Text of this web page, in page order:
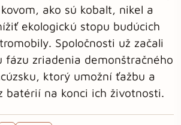
ako sú kobalt, nikel a
ekologickú stopu budúcich
Spoločnosti už začali
fázu zriadenia demonštračného
ktorý umožní ťažbu a
batérií na konci ich životnosti.